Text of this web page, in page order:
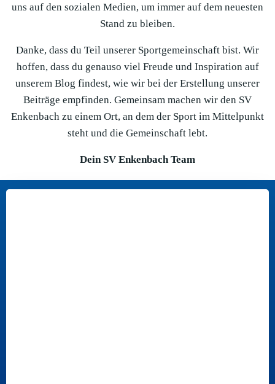
uns auf den sozialen Medien, um immer auf dem neuesten
Stand zu bleiben.
Danke, dass du Teil unserer Sportgemeinschaft bist. Wir
hoffen, dass du genauso viel Freude und Inspiration auf
unserem Blog findest, wie wir bei der Erstellung unserer
Beiträge empfinden. Gemeinsam machen wir den SV
Enkenbach zu einem Ort, an dem der Sport im Mittelpunkt
steht und die Gemeinschaft lebt.
Dein SV Enkenbach Team